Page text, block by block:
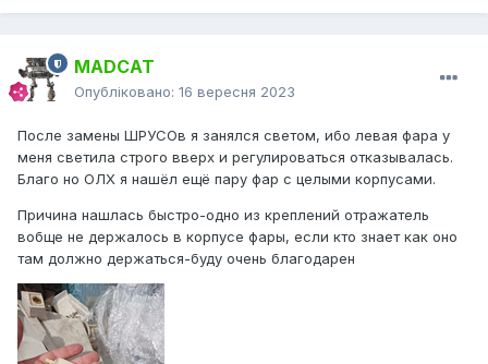
MADCAT
Опубліковано: 16 вересня 2023
После замены ШРУСОв я занялся светом, ибо левая фара у
меня светила строго вверх и регулироваться отказывалась.
Благо но ОЛХ я нашёл ещё пару фар с целыми корпусами.
Причина нашлась быстро-одно из креплений отражатель
вобще не держалось в корпусе фары, если кто знает как оно
там должно держаться-буду очень благодарен